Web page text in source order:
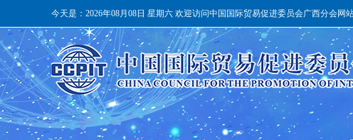
今天是： 2026年08月08日 星期六 欢迎访问中国国际贸易促进委员会广西分会网